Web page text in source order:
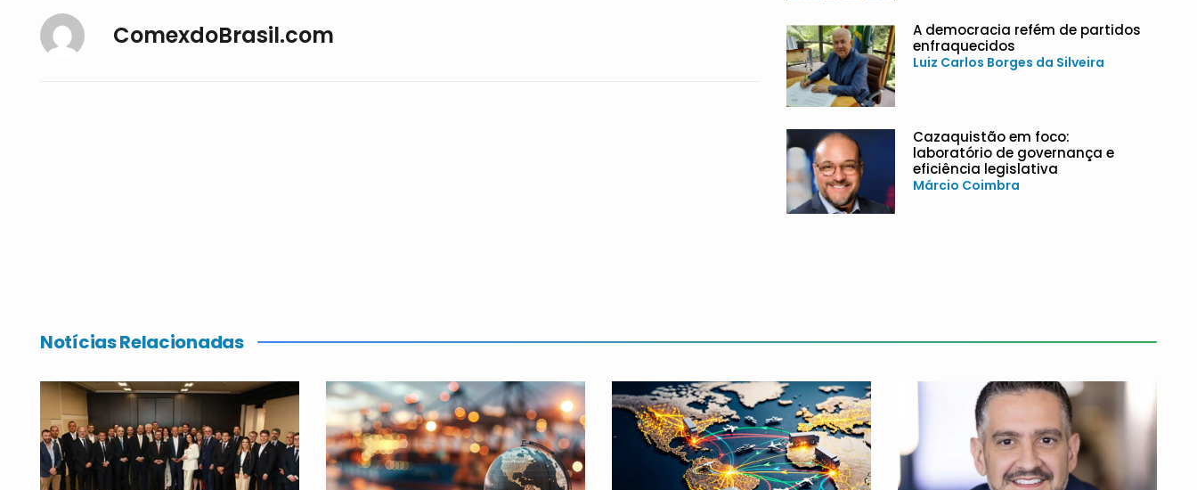
ComexdoBrasil.com
A democracia refém de partidos
enfraquecidos
Luiz Carlos Borges da Silveira
Cazaquistão em foco:
laboratório de governança e
eficiência legislativa
Márcio Coimbra
Notícias Relacionadas